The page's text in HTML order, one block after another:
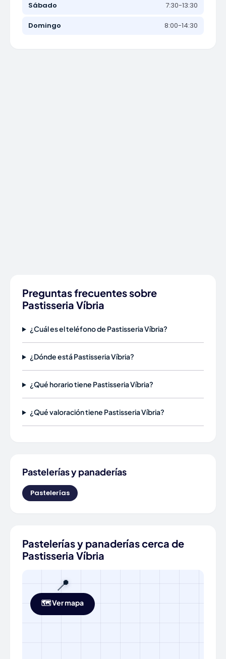
Sábado 7:30-13:30
Domingo 8:00-14:30
Preguntas frecuentes sobre
Pastisseria Víbria
¿Cuál es el teléfono de Pastisseria Víbria?
¿Dónde está Pastisseria Víbria?
¿Qué horario tiene Pastisseria Víbria?
¿Qué valoración tiene Pastisseria Víbria?
Pastelerías y panaderías
Pastelerías
Pastelerías y panaderías cerca de
Pastisseria Víbria
📍
🗺️ Ver mapa